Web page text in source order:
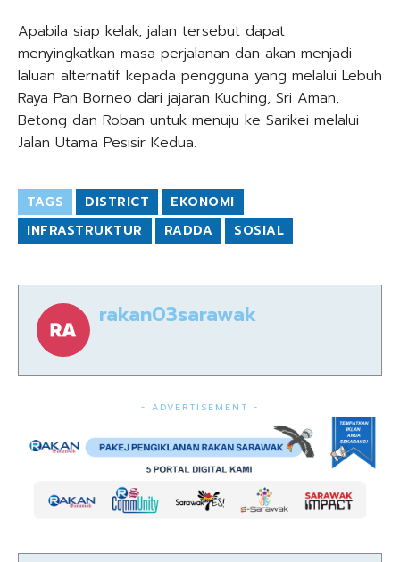
Apabila siap kelak, jalan tersebut dapat
menyingkatkan masa perjalanan dan akan menjadi
laluan alternatif kepada pengguna yang melalui Lebuh
Raya Pan Borneo dari jajaran Kuching, Sri Aman,
Betong dan Roban untuk menuju ke Sarikei melalui
Jalan Utama Pesisir Kedua.
TAGS DISTRICT
EKONOMI
INFRASTRUKTUR
RADDA SOSIAL
rakan03sarawak
- ADVERTISEMENT -